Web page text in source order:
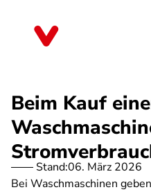
Beim Kauf
Stand:06. März 2026
Bei Waschmaschinen